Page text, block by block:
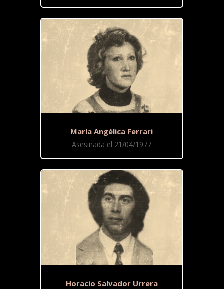
María Angélica Ferrari
Asesinada el 21/04/1977
Horacio Salvador Urrera